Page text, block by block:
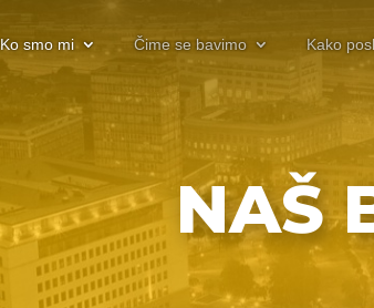
Ko smo mi Čime se bavimo Kako
NAŠ